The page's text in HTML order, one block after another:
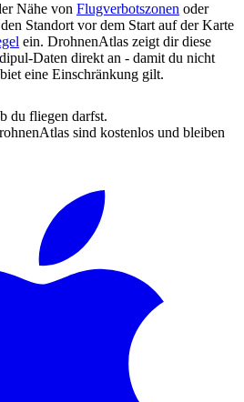
Nähe von Flugverbotszonen oder
Standort vor dem Start auf der Karte
ein. DrohnenAtlas zeigt dir diese
Daten direkt an - damit du nicht
eine Einschränkung gilt.
du fliegen darfst.
sind kostenlos und bleiben